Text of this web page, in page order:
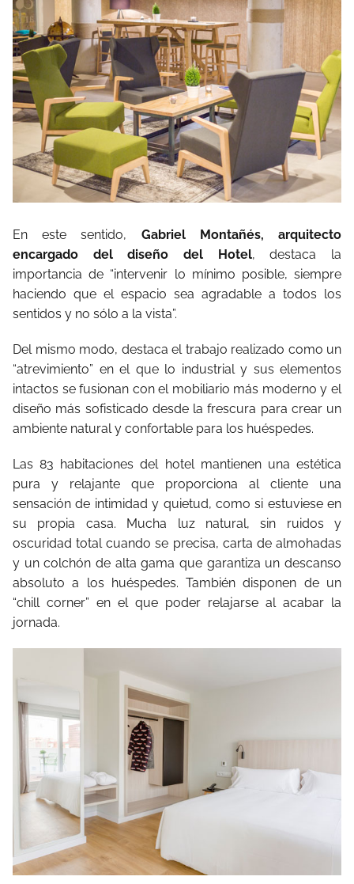
En este sentido, Gabriel Montañés, arquitecto
encargado del diseño del Hotel, destaca la
importancia de “intervenir lo mínimo posible, siempre
haciendo que el espacio sea agradable a todos los
sentidos y no sólo a la vista”.
Del mismo modo, destaca el trabajo realizado como un
“atrevimiento” en el que lo industrial y sus elementos
intactos se fusionan con el mobiliario más moderno y el
diseño más sofisticado desde la frescura para crear un
ambiente natural y confortable para los huéspedes.
Las 83 habitaciones del hotel mantienen una estética
pura y relajante que proporciona al cliente una
sensación de intimidad y quietud, como si estuviese en
su propia casa. Mucha luz natural, sin ruidos y
oscuridad total cuando se precisa, carta de almohadas
y un colchón de alta gama que garantiza un descanso
absoluto a los huéspedes. También disponen de un
“chill corner” en el que poder relajarse al acabar la
jornada.